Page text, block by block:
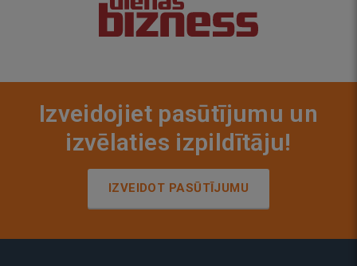
Izveidojiet pasūtījumu un
izvēlaties izpildītāju!
IZVEIDOT PASŪTĪJUMU